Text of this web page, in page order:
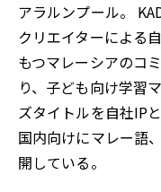
アラルンプール。
クリエイターによる
もつマレーシアのコ
り、子ども向け学習
ズタイトルを自社IP
国内向けにマレー語
開している。